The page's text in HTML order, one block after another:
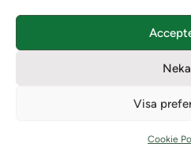
Neka
Visa
Cookie
Ladokpodden
Kontaktuppgifter för studenters